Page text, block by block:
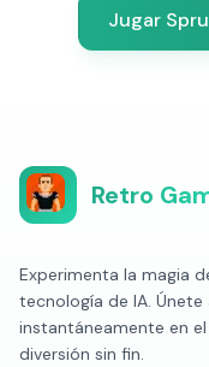
Jugar
Retro
Experimenta la magia
tecnología de IA.
instantáneamente en
diversión sin fin.